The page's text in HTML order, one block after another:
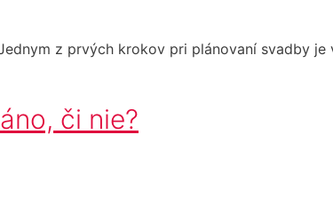
z prvých krokov pri plánovaní svadby
či nie?